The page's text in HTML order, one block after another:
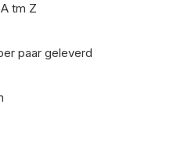
tm Z
paar geleverd